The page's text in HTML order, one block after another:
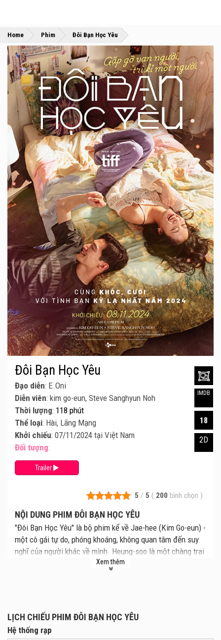
Home »
Phim »
Đôi Bạn Học Yêu
5 / 5 ( 200 bình chọn )
NỘI DUNG PHIM ĐÔI BẠN HỌC YÊU
"Đôi Bạn Học Yêu" là bộ phim kể về Jae-hee (Kim Go-eun) -
một cô gái tự do, phóng khoáng, không quan tâm đến suy
nghĩ của người khác về mình. Heung-soo là một chàng trai
tự cô lập với thế giới, mang trong mình một bí mật không
Xem thêm
Đôi Bạn Học Yêu
Đạo diễn: E.Oni
Diễn viên: kim go-eun, Steve Sanghyun Noh
Thời lượng: 118 phút
Thể loại: Hài, Lãng Mạng
Khởi chiếu: 07/11/2024 tại Việt Nam
Đối tượng:
Trailer
IMDB
18
2D
LỊCH CHIẾU PHIM ĐÔI BẠN HỌC YÊU
Hệ thống rạp